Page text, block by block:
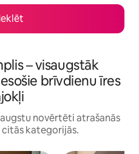
– visaugstāk
brīvdienu īres
novērtēti atrašanās
kategorijās.